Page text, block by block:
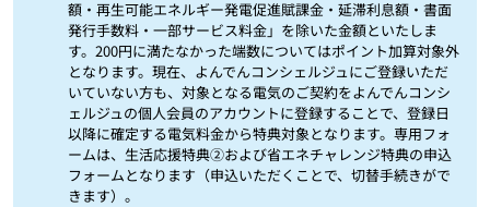
額・再生可能エネルギー発電促進賦課金・延滞利息額・書面
発行手数料・一部サービス料金」を除いた金額といたしま
す。200円に満たなかった端数についてはポイント加算対象外
となります。現在、よんでんコンシェルジュにご登録いただ
いていない方も、対象となる電気のご契約をよんでんコンシ
ェルジュの個人会員のアカウントに登録することで、登録日
以降に確定する電気料金から特典対象となります。専用フォ
ームは、生活応援特典②および省エネチャレンジ特典の申込
フォームとなります（申込いただくことで、切替手続きがで
きます）。